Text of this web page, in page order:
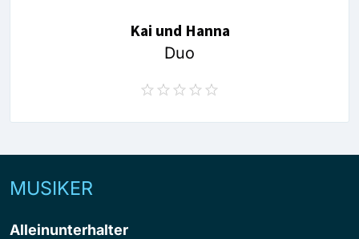
Kai und Hanna
Duo
MUSIKER
Alleinunterhalter